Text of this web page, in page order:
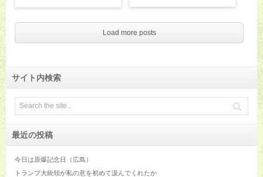
Load more posts
サイト内検索
最近の投稿
今日は原爆記念日（広島）
トランプ大統領が私の意を初めて汲んでくれたか